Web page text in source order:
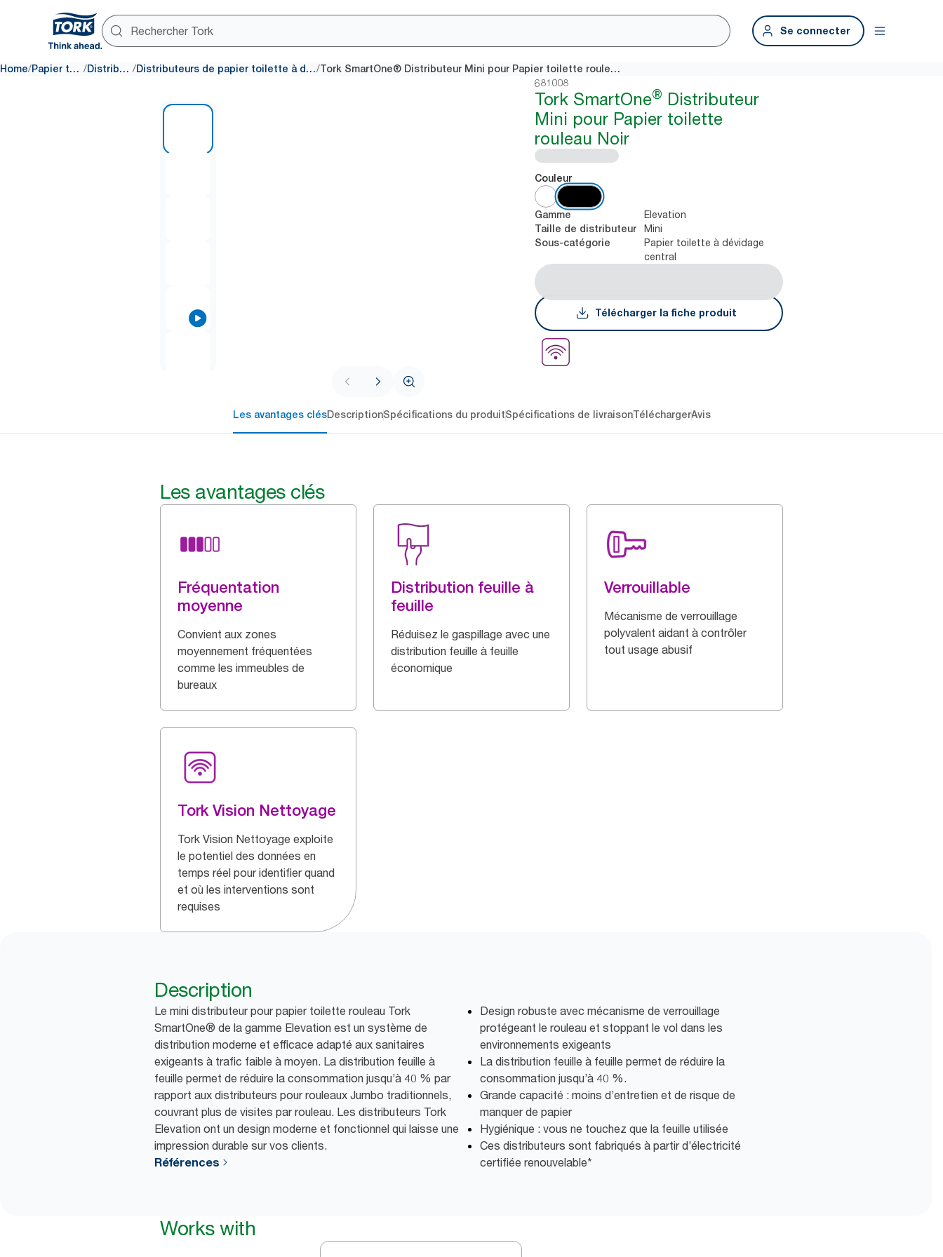
Se connecter
Home/ Papier toilette / Distributeurs / Distributeurs de papier toilette à dévidage central/ Tork SmartOne® Distributeur Mini pour Papier toilette rouleau Noir
681008
Tork SmartOne® Distributeur
Mini pour Papier toilette
rouleau Noir
Couleur
Gamme Elevation
Taille de distributeur Mini
Sous-catégorie
Papier toilette à dévidage
central
Télécharger la fiche produit
Les avantages clésDescriptionSpécifications du produitSpécifications de livraisonTéléchargerAvis
Les avantages clés
Fréquentation
moyenne
Convient aux zones
moyennement fréquentées
comme les immeubles de
bureaux
Distribution feuille à
feuille
Réduisez le gaspillage avec une
distribution feuille à feuille
économique
Verrouillable
Mécanisme de verrouillage
polyvalent aidant à contrôler
tout usage abusif
Tork Vision Nettoyage
Tork Vision Nettoyage exploite
le potentiel des données en
temps réel pour identifier quand
et où les interventions sont
requises
Description
Le mini distributeur pour papier toilette rouleau Tork
SmartOne® de la gamme Elevation est un système de
distribution moderne et efficace adapté aux sanitaires
exigeants à trafic faible à moyen. La distribution feuille à
feuille permet de réduire la consommation jusqu’à 40 % par
rapport aux distributeurs pour rouleaux Jumbo traditionnels,
couvrant plus de visites par rouleau. Les distributeurs Tork
Elevation ont un design moderne et fonctionnel qui laisse une
impression durable sur vos clients.
Références
Design robuste avec mécanisme de verrouillage
protégeant le rouleau et stoppant le vol dans les
environnements exigeants
La distribution feuille à feuille permet de réduire la
consommation jusqu’à 40 %.
Grande capacité : moins d’entretien et de risque de
manquer de papier
Hygiénique : vous ne touchez que la feuille utilisée
Ces distributeurs sont fabriqués à partir d’électricité
certifiée renouvelable*
Works with